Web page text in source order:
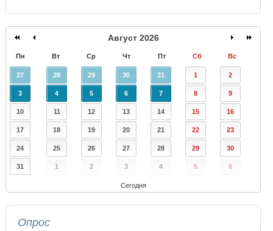
Август 2026
Пн Вт Ср Чт Пт Сб Вс
27 28 29 30 31 1 2
3 4 5 6 7 8 9
10 11 12 13 14 15 16
17 18 19 20 21 22 23
24 25 26 27 28 29 30
31 1 2 3 4 5 6
Сегодня
Опрос